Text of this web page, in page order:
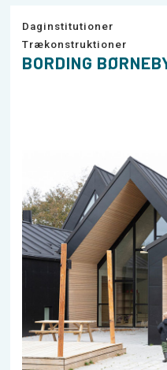
Daginstitutioner
Trækonstruktioner
BORDING